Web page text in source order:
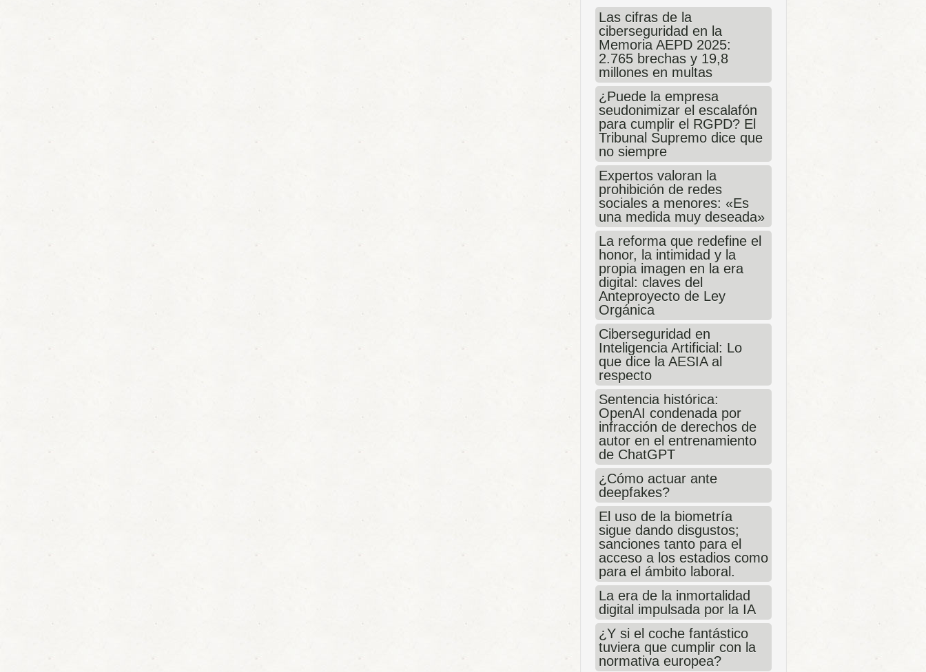
Las cifras de la
ciberseguridad en la
Memoria AEPD 2025:
2.765 brechas y 19,8
millones en multas
¿Puede la empresa
seudonimizar el escalafón
para cumplir el RGPD? El
Tribunal Supremo dice que
no siempre
Expertos valoran la
prohibición de redes
sociales a menores: «Es
una medida muy deseada»
La reforma que redefine el
honor, la intimidad y la
propia imagen en la era
digital: claves del
Anteproyecto de Ley
Orgánica
Ciberseguridad en
Inteligencia Artificial: Lo
que dice la AESIA al
respecto
Sentencia histórica:
OpenAI condenada por
infracción de derechos de
autor en el entrenamiento
de ChatGPT
¿Cómo actuar ante
deepfakes?
El uso de la biometría
sigue dando disgustos;
sanciones tanto para el
acceso a los estadios como
para el ámbito laboral.
La era de la inmortalidad
digital impulsada por la IA
¿Y si el coche fantástico
tuviera que cumplir con la
normativa europea?